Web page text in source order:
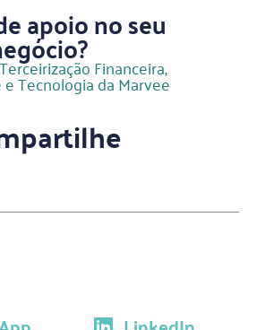
apoio no seu
Financeira,
Tecnologia da Marvee